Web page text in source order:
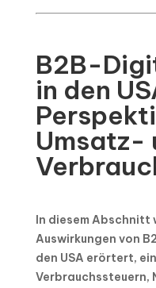
B2B-
in den
Umsatz-
In diesem Abschnitt
Auswirkungen von
den USA erörtert,
Verbrauchssteuern,